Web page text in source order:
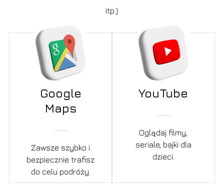
itp.)
Google
Maps
Zawsze szybko i
bezpiecznie trafisz
do celu podróży.
YouTube
Oglądaj filmy,
seriale, bajki dla
dzieci.